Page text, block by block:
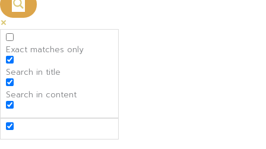
Exact matches only
Search in title
Search in content